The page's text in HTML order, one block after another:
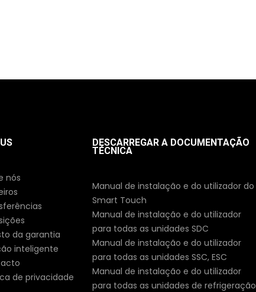
nós
da garantia
inteligente
de privacidade
DESCARREGAR A DOCUMENTAÇÃO
TÉCNICA
Manual de instalação e do utilizador do
Smart Touch
Manual de instalação e do utilizador
para todas as unidades SDC
Manual de instalação e do utilizador
para todas as unidades SSC, ESC
Manual de instalação e do utilizador
para todas as unidades de refrigeração